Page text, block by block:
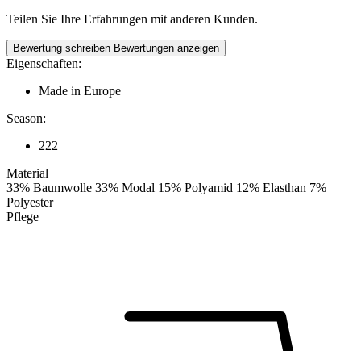
Teilen Sie Ihre Erfahrungen mit anderen Kunden.
Bewertung schreiben Bewertungen anzeigen
Eigenschaften:
Made in Europe
Season:
222
Material
33% Baumwolle 33% Modal 15% Polyamid 12% Elasthan 7%
Polyester
Pflege